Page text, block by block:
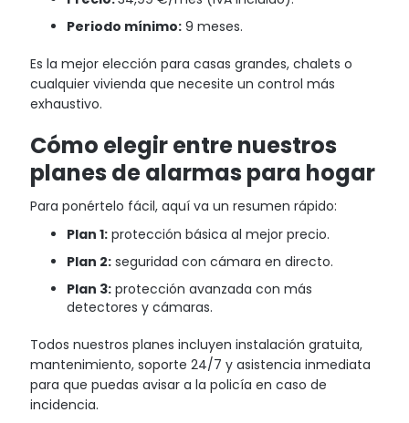
Periodo mínimo: 9 meses.
Es la mejor elección para casas grandes, chalets o
cualquier vivienda que necesite un control más
exhaustivo.
Cómo elegir entre nuestros
planes de alarmas para hogar
Para ponértelo fácil, aquí va un resumen rápido:
Plan 1: protección básica al mejor precio.
Plan 2: seguridad con cámara en directo.
Plan 3: protección avanzada con más
detectores y cámaras.
Todos nuestros planes incluyen instalación gratuita,
mantenimiento, soporte 24/7 y asistencia inmediata
para que puedas avisar a la policía en caso de
incidencia.